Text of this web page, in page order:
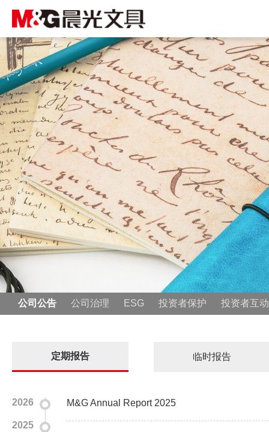
公司公告 公司治理 ESG 投资者保护 投资者互动
定期报告 临时报告
2026
2025
M&G Annual Report 2025